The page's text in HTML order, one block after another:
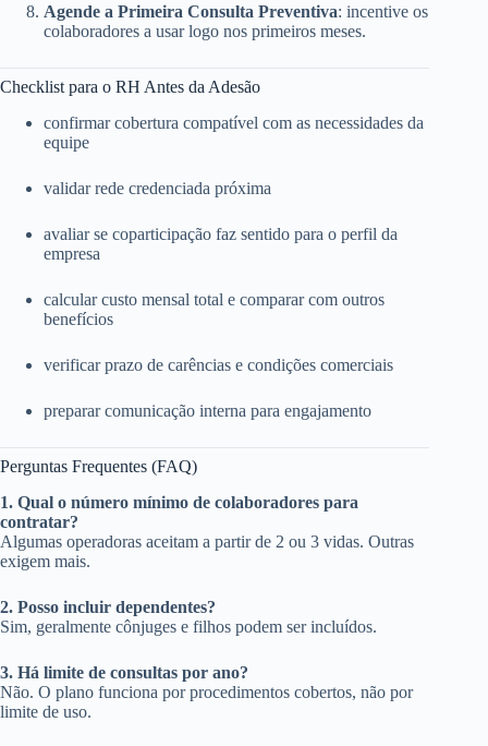
Agende a Primeira Consulta Preventiva: incentive os
colaboradores a usar logo nos primeiros meses.
Checklist para o RH Antes da Adesão
confirmar cobertura compatível com as necessidades da
equipe
validar rede credenciada próxima
avaliar se coparticipação faz sentido para o perfil da
empresa
calcular custo mensal total e comparar com outros
benefícios
verificar prazo de carências e condições comerciais
preparar comunicação interna para engajamento
Perguntas Frequentes (FAQ)
1. Qual o número mínimo de colaboradores para
contratar?
Algumas operadoras aceitam a partir de 2 ou 3 vidas. Outras
exigem mais.
2. Posso incluir dependentes?
Sim, geralmente cônjuges e filhos podem ser incluídos.
3. Há limite de consultas por ano?
Não. O plano funciona por procedimentos cobertos, não por
limite de uso.